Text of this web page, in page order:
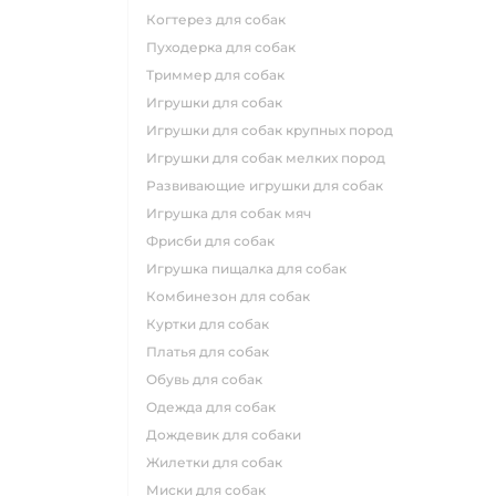
когтерез для собак
пуходерка для собак
триммер для собак
игрушки для собак
игрушки для собак крупных пород
игрушки для собак мелких пород
развивающие игрушки для собак
игрушка для собак мяч
фрисби для собак
игрушка пищалка для собак
комбинезон для собак
куртки для собак
платья для собак
обувь для собак
одежда для собак
дождевик для собаки
жилетки для собак
миски для собак